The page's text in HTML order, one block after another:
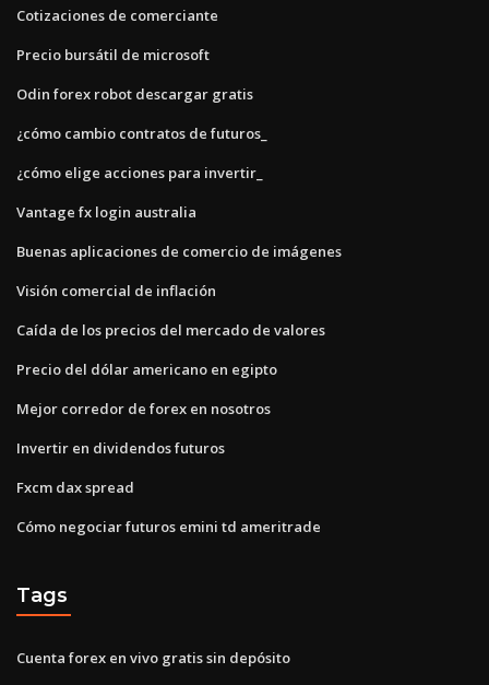
Cotizaciones de comerciante
Precio bursátil de microsoft
Odin forex robot descargar gratis
¿cómo cambio contratos de futuros_
¿cómo elige acciones para invertir_
Vantage fx login australia
Buenas aplicaciones de comercio de imágenes
Visión comercial de inflación
Caída de los precios del mercado de valores
Precio del dólar americano en egipto
Mejor corredor de forex en nosotros
Invertir en dividendos futuros
Fxcm dax spread
Cómo negociar futuros emini td ameritrade
Tags
Cuenta forex en vivo gratis sin depósito